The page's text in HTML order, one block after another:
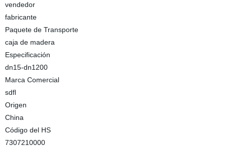
vendedor
fabricante
Paquete de Transporte
caja de madera
Especificación
dn15-dn1200
Marca Comercial
sdfl
Origen
China
Código del HS
7307210000